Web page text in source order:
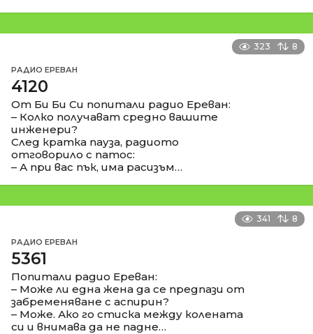
323 8
РАДИО ЕРЕВАН
4120
От Би Би Си попитали радио Ереван:
– Колко получават средно вашите
инженери?
След кратка пауза, радиото
отговорило с патос:
– А при вас пък, има расизъм…
341 8
РАДИО ЕРЕВАН
5361
Попитали радио Ереван:
– Може ли една жена да се предпази от
забременяване с аспирин?
– Може. Ако го стиска между колената
си и внимава да не падне…